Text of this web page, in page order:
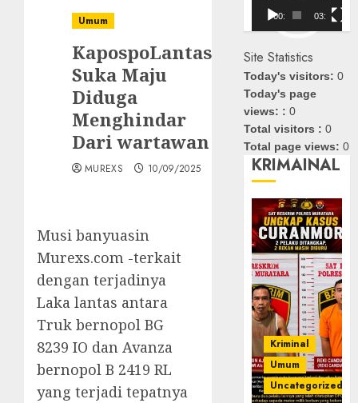
Umum
KapospoLantas
Suka Maju
Diduga
Menghindar
Dari wartawan
MUREXS 10/09/2025
Musi banyuasin
Murexs.com -terkait
dengan terjadinya
Laka lantas antara
Truk bernopol BG
8239 IO dan Avanza
bernopol B 2419 RL
yang terjadi tepatnya
Video
00:00 03:08
Site Statistics
Today's visitors:0
Today's page
views: :0
Total visitors :0
Total page views:0
KRIMAINAL
Kriminal
Umum
Uncategorized